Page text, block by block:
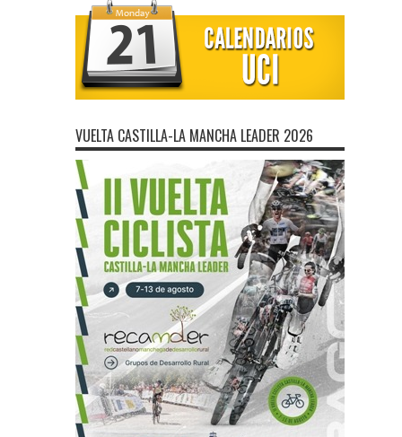
VUELTA CASTILLA-LA MANCHA LEADER 2026